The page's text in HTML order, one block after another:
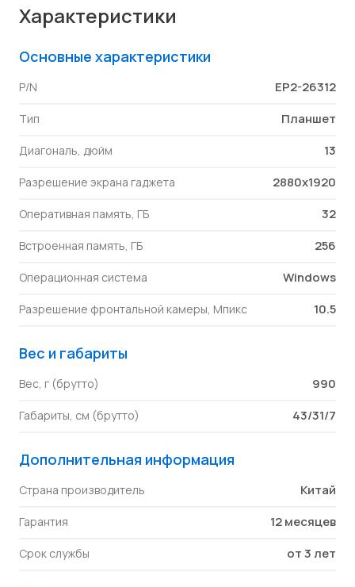
Характеристики
Основные характеристики
P/N EP2-26312
Тип Планшет
Диагональ, дюйм 13
Разрешение экрана гаджета 2880x1920
Оперативная память, ГБ 32
Встроенная память, ГБ 256
Операционная система Windows
Разрешение фронтальной камеры, Мпикс 10.5
Вес и габариты
Вес, г (брутто) 990
Габариты, см (брутто) 43/31/7
Дополнительная информация
Страна производитель Китай
Гарантия 12 месяцев
Срок службы от 3 лет